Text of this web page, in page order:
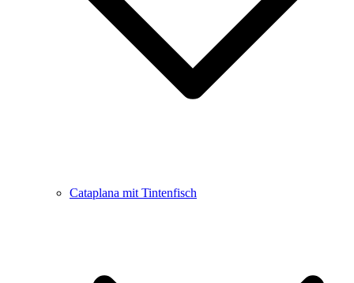
Cataplana mit Tintenfisch